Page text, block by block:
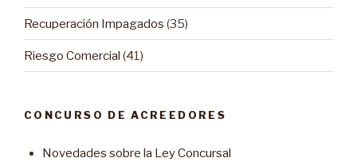
Recuperación Impagados (35)
Riesgo Comercial (41)
CONCURSO DE ACREEDORES
Novedades sobre la Ley Concursal